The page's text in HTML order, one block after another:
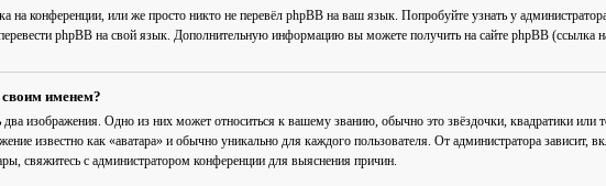
на конференции, или же просто никто не перевёл phpBB на ваш язык. Попробуйте узнать у
phpBB на свой язык. Дополнительную информацию вы можете получить на сайте phpBB (ссылка
своим именем?
два изображения. Одно из них может относиться к вашему званию, обычно это звёздочки, квадратики
известно как «аватара» и обычно уникально для каждого пользователя. От администратора зависит,
свяжитесь с администратором конференции для выяснения причин.